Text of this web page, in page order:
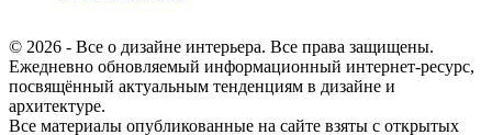
© 2026 - Все о дизайне интерьера. Все права защищены.
Ежедневно обновляемый информационный интернет-ресурс,
посвящённый актуальным тенденциям в дизайне и
архитектуре.
Все материалы опубликованные на сайте взяты с открытых